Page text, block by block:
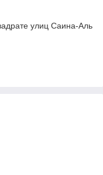
улиц Саина-Аль